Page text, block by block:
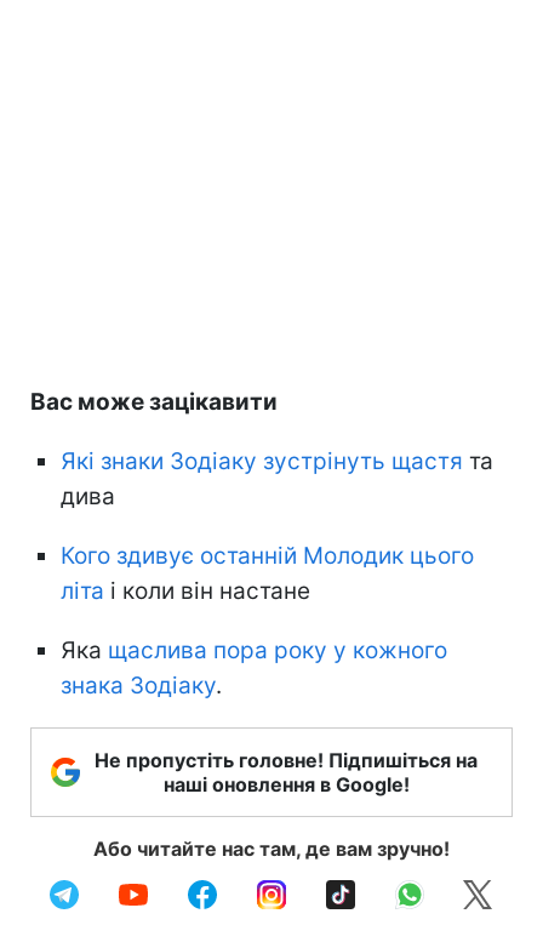
Вас може зацікавити
Які знаки Зодіаку зустрінуть щастя та
дива
Кого здивує останній Молодик цього
літа і коли він настане
Яка щаслива пора року у кожного
знака Зодіаку.
Не пропустіть головне! Підпишіться на
наші оновлення в Google!
Або читайте нас там, де вам зручно!